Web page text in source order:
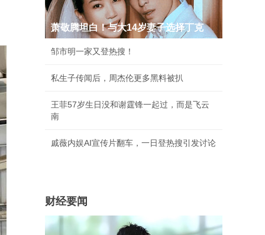
萧敬腾坦白！与大14岁妻子选择丁克
邹市明一家又登热搜！
私生子传闻后，周杰伦更多黑料被扒
王菲57岁生日没和谢霆锋一起过，而是飞云
南
戚薇内娱AI宣传片翻车，一日登热搜引发讨论
财经要闻